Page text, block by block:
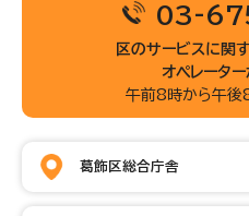
03-
区のサービスに関
オペレーター
午前8時から午後
葛飾区総合庁舎